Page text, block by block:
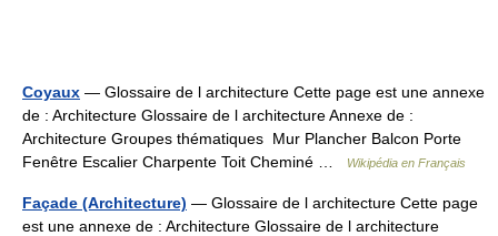
Coyaux — Glossaire de l architecture Cette page est une annexe
de : Architecture Glossaire de l architecture Annexe de :
Architecture Groupes thématiques Mur Plancher Balcon Porte
Fenêtre Escalier Charpente Toit Cheminé …
Wikipédia en Français
Façade (Architecture) — Glossaire de l architecture Cette page
est une annexe de : Architecture Glossaire de l architecture